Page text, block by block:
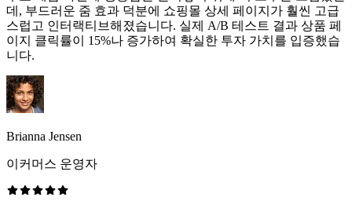
데, 부드러운 줌 효과 덕분에 쇼핑몰 상세 페이지가 훨씬 고급
스럽고 인터랙티브해졌습니다. 실제 A/B 테스트 결과 상품 페
이지 클릭률이 15%나 증가하여 확실한 투자 가치를 입증했습
니다.
Brianna Jensen
이커머스 운영자